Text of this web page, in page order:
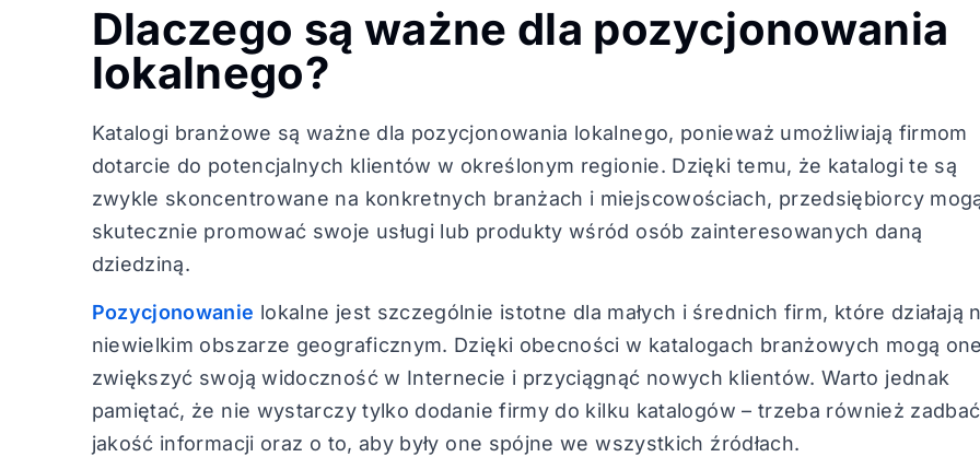
Dlaczego są ważne dla pozycjonowania
lokalnego?
Katalogi branżowe są ważne dla pozycjonowania lokalnego, ponieważ umożliwiają firmom
dotarcie do potencjalnych klientów w określonym regionie. Dzięki temu, że katalogi te są
zwykle skoncentrowane na konkretnych branżach i miejscowościach, przedsiębiorcy
skutecznie promować swoje usługi lub produkty wśród osób zainteresowanych daną
dziedziną.
Pozycjonowanie lokalne jest szczególnie istotne dla małych i średnich firm, które działają
niewielkim obszarze geograficznym. Dzięki obecności w katalogach branżowych mogą
zwiększyć swoją widoczność w Internecie i przyciągnąć nowych klientów. Warto jednak
pamiętać, że nie wystarczy tylko dodanie firmy do kilku katalogów – trzeba również
jakość informacji oraz o to, aby były one spójne we wszystkich źródłach.